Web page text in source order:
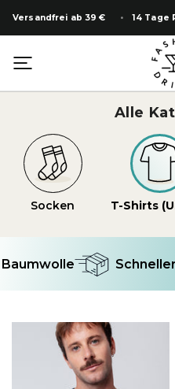
Inhalt
springen
Versandfrei ab 39 € 14 Tage
Alle
Socken T-Shirts
Schneller